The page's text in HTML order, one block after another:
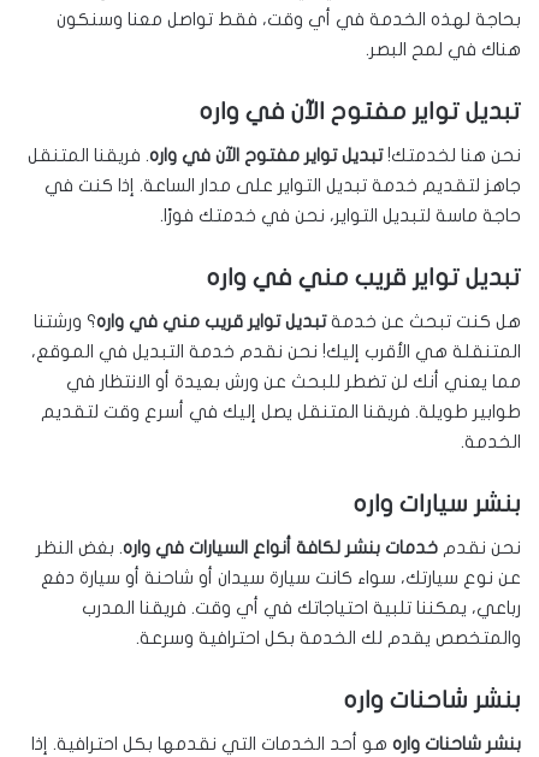
بحاجة لهذه الخدمة في أي وقت، فقط تواصل معنا وسنكون
هناك في لمح البصر.
تبديل تواير مفتوح الآن في واره
نحن هنا لخدمتك!تبديل تواير مفتوح الآن في واره. فريقنا المتنقل
جاهز لتقديم خدمة تبديل التواير على مدار الساعة. إذا كنت في
حاجة ماسة لتبديل التواير، نحن في خدمتك فورًا.
تبديل تواير قريب مني في واره
هل كنت تبحث عن خدمةتبديل تواير قريب مني في واره؟ ورشتنا
المتنقلة هي الأقرب إليك! نحن نقدم خدمة التبديل في الموقع،
مما يعني أنك لن تضطر للبحث عن ورش بعيدة أو الانتظار في
طوابير طويلة. فريقنا المتنقل يصل إليك في أسرع وقت لتقديم
الخدمة.
بنشر سيارات واره
نحن نقدم خدمات بنشر لكافة أنواع السيارات في واره. بغض النظر
عن نوع سيارتك، سواء كانت سيارة سيدان أو شاحنة أو سيارة دفع
رباعي، يمكننا تلبية احتياجاتك في أي وقت. فريقنا المدرب
والمتخصص يقدم لك الخدمة بكل احترافية وسرعة.
بنشر شاحنات واره
بنشر شاحنات واره هو أحد الخدمات التي نقدمها بكل احترافية. إذا